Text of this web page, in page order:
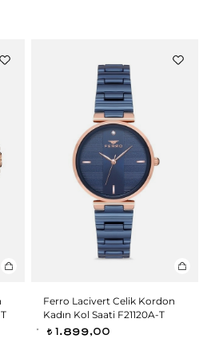
Ferro Lacivert Celik Kordon
Kadın Kol Saati F21120A-T
t 1.899,00